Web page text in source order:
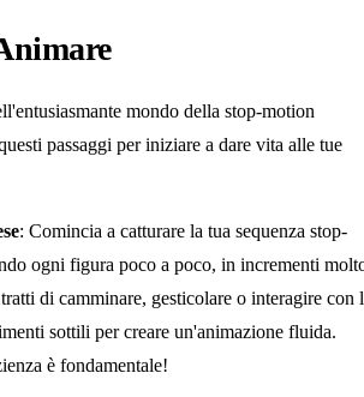
mondo della stop-motion
passaggi per iniziare a dare vita alle tue
: Comincia a catturare la tua sequenza stop-
ogni figura poco a poco, in incrementi
di camminare, gesticolare o interagire con
sottili per creare un'animazione fluida.
è fondamentale!